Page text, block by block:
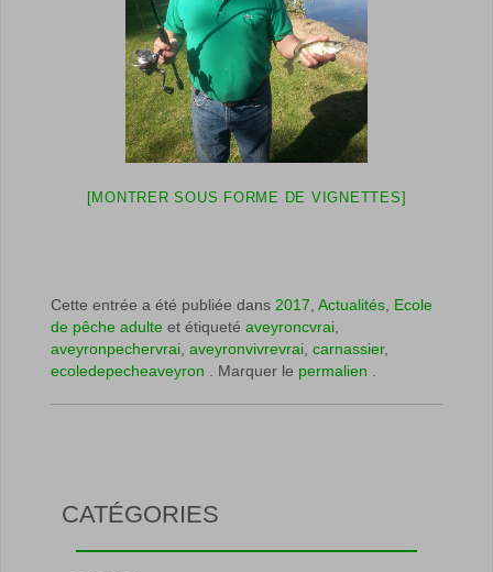
[MONTRER SOUS FORME DE VIGNETTES]
Cette entrée a été publiée dans 2017 Actualités Ecole
de pêche adulte et étiqueté aveyroncvrai
aveyronpechervrai aveyronvivrevrai carnassier,
ecoledepecheaveyron . Marquer le permalien
CATÉGORIES